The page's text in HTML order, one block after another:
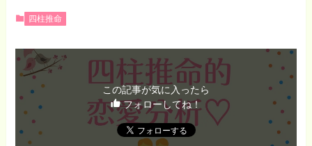
四柱推命
この記事が気に入ったら
フォローしてね！